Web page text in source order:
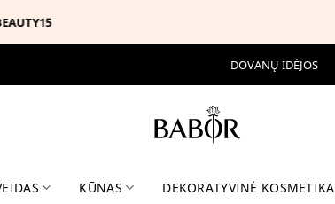
DOVANŲ IDĖJOS
KŪNAS DEKORATYVINĖ KOSMETIKA